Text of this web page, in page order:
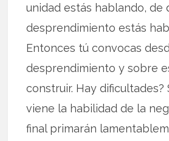
unidad estás hablando, de
desprendimiento estás
Entonces tú convocas
desprendimiento y sobre
construir. Hay dificultades?
viene la habilidad de la
final primarán